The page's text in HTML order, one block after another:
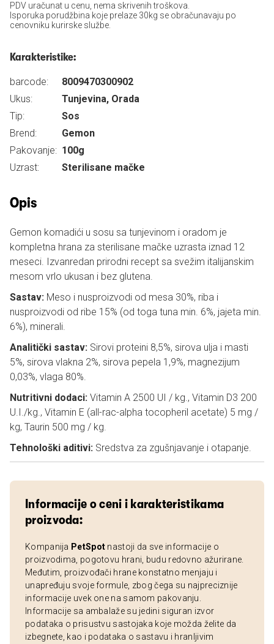
PDV uračunat u cenu, nema skrivenih troškova.
Isporuka porudžbina koje prelaze 30kg se obračunavaju po
cenovniku kurirske službe.
Karakteristike:
barcode:
8009470300902
Ukus:
Tunjevina, Orada
Tip:
Sos
Brend:
Gemon
Pakovanje: 100g
Uzrast:
Sterilisane mačke
Opis
Gemon komadići u sosu sa tunjevinom i oradom je
kompletna hrana za sterilisane mačke uzrasta iznad 12
meseci. Izvanredan prirodni recept sa svežim italijanskim
mesom vrlo ukusan i bez glutena.
Sastav: Meso i nusproizvodi od mesa 30%, riba i
nusproizvodi od ribe 15% (od toga tuna min. 6%, jajeta min.
6%), minerali.
Analitički sastav: Sirovi proteini 8,5%, sirova ulja i masti
5%, sirova vlakna 2%, sirova pepela 1,9%, magnezijum
0,03%, vlaga 80%.
Nutritivni dodaci: Vitamin A 2500 UI / kg., Vitamin D3 200
U.I./kg., Vitamin E (all-rac-alpha tocopheril acetate) 5 mg /
kg, Taurin 500 mg / kg.
Tehnološki aditivi: Sredstva za zgušnjavanje i otapanje.
Informacije o ceni i karakteristikama
proizvoda:
Kompanija PetSpot nastoji da sve informacije o
proizvodima, pogotovu hrani, budu redovno ažurirane.
Međutim, proizvođači hrane konstatno menjaju i
unapređuju svoje formule, zbog čega su najpreciznije
informacije uvek one na samom pakovanju.
Informacije sa ambalaže su jedini siguran izvor
podataka o prisustvu sastojaka koje možda želite da
izbegnete, kao i podataka o sastavu i hranljivim